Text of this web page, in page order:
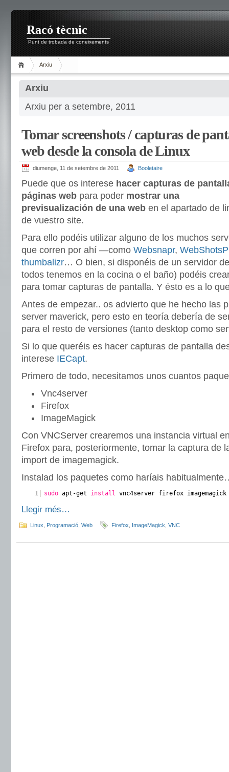
Racó tècnic
Punt de trobada de coneixements
Arxiu
Arxiu
Arxiu per a setembre, 2011
Tomar screenshots / capturas de
web desde la consola de Linux
diumenge, 11 de setembre de 2011 Booletaire
Puede que os interese hacer capturas de
páginas web para poder mostrar una
previsualización de una web en el apartado de
de vuestro site.
Para ello podéis utilizar alguno de los muchos
que corren por ahí —como Websnapr,
thumbalizr… O bien, si disponéis de un servidor
todos tenemos en la cocina o el baño) podéis
para tomar capturas de pantalla. Y ésto es a lo
Antes de empezar.. os advierto que he hecho las
server maverick, pero esto en teoría debería de
para el resto de versiones (tanto desktop como
Si lo que queréis es hacer capturas de pantalla
interese IECapt.
Primero de todo, necesitamos unos cuantos
Vnc4server
Firefox
ImageMagick
Con VNCServer crearemos una instancia virtual
Firefox para, posteriormente, tomar la captura de
import de imagemagick.
Instalad los paquetes como haríais
1 sudo apt-get install vnc4server firefox imagemagick
Llegir més…
Linux Programació Web Firefox ImageMagick VNC